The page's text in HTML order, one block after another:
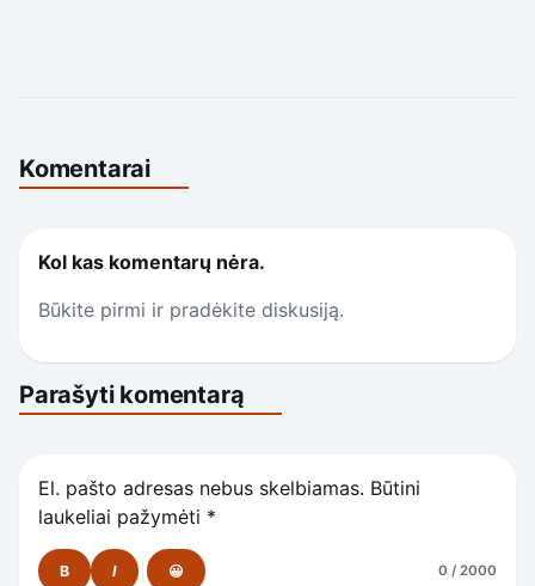
Komentarai
Kol kas komentarų nėra.
Būkite pirmi ir pradėkite diskusiją.
Parašyti komentarą
El. pašto adresas nebus skelbiamas. Būtini
laukeliai pažymėti *
B I 😀 0 / 2000